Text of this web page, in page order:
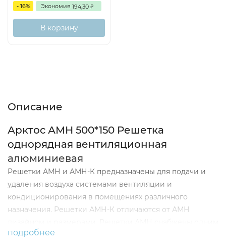
- 16% Экономия 194,30 ₽
В корзину
Описание
Арктос АМН 500*150 Решетка
однорядная вентиляционная
алюминиевая
Решетки АМН и АМН-К предназначены для подачи и
удаления воздуха системами вентиляции и
кондиционирования в помещениях различного
назначения. Решетки АМН-К отличаются от АМН
индивидуально регулируемых жалюзи,
подробнее